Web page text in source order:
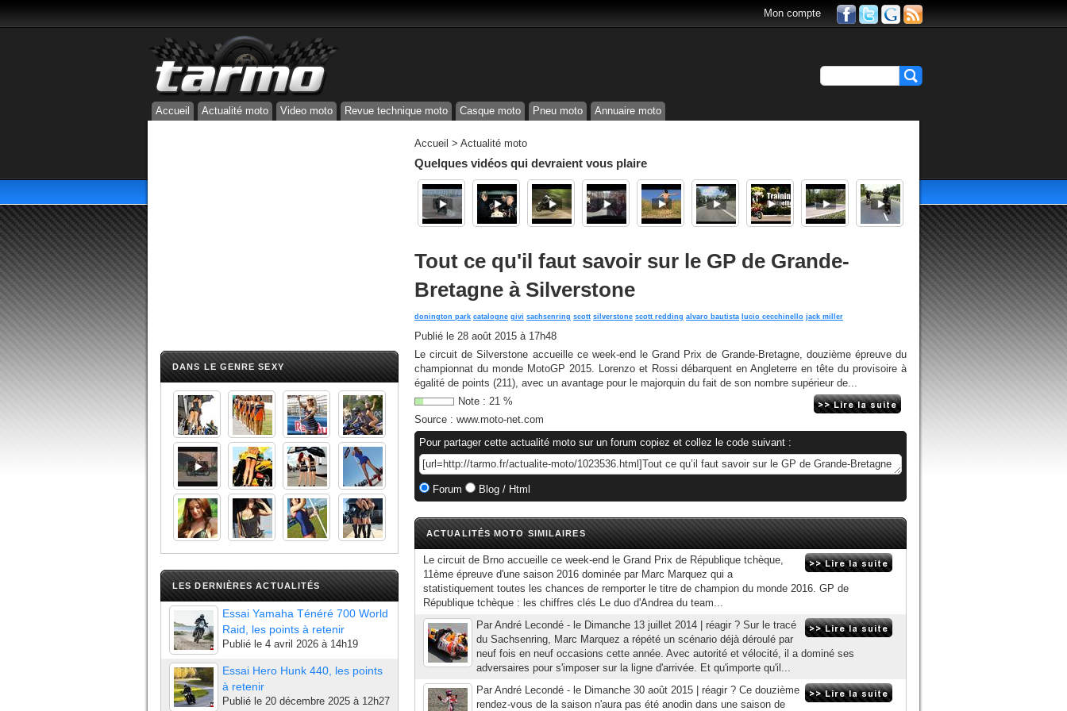
Mon compte
Accueil Actualité moto Video moto Revue technique moto Casque moto Pneu moto Annuaire moto
DANS LE GENRE SEXY
LES DERNIÈRES ACTUALITÉS
Essai Yamaha Ténéré 700 World
Raid, les points à retenir
Publié le 4 avril 2026 à 14h19
Essai Hero Hunk 440, les points
à retenir
Publié le 20 décembre 2025 à 12h27
Accueil > Actualité moto
Quelques vidéos qui devraient vous plaire
Tout ce qu'il faut savoir sur le GP de Grande-
Bretagne à Silverstone
donington park catalogne givi sachsenring scott silverstone scott redding alvaro bautista lucio cecchinello jack miller
Publié le 28 août 2015 à 17h48
Le circuit de Silverstone accueille ce week-end le Grand Prix de Grande-Bretagne, douzième épreuve du
championnat du monde MotoGP 2015. Lorenzo et Rossi débarquent en Angleterre en tête du provisoire à
égalité de points (211), avec un avantage pour le majorquin du fait de son nombre supérieur de...
Note : 21 %
Source : www.moto-net.com
Pour partager cette actualité moto sur un forum copiez et collez le code suivant :
Forum Blog / Html
ACTUALITÉS MOTO SIMILAIRES
Le circuit de Brno accueille ce week-end le Grand Prix de République tchèque,
11ème épreuve d'une saison 2016 dominée par Marc Marquez qui a
statistiquement toutes les chances de remporter le titre de champion du monde 2016. GP de
République tchèque : les chiffres clés Le duo d'Andrea du team...
Par André Lecondé - le Dimanche 13 juillet 2014 | réagir ? Sur le tracé
du Sachsenring, Marc Marquez a répété un scénario déjà déroulé par
neuf fois en neuf occasions cette année. Avec autorité et vélocité, il a dominé ses
adversaires pour s'imposer sur la ligne d'arrivée. Et qu'importe qu'il...
Par André Lecondé - le Dimanche 30 août 2015 | réagir ? Ce douzième
rendez-vous de la saison n'aura pas été anodin dans une saison de